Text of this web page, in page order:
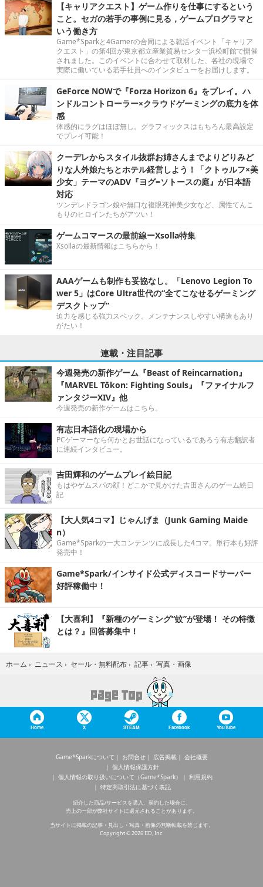
【キャリアクエスト】ゲーム作りを仕事にするという
こと。セガの若手の事例に見る，ゲームプログラマと
いう働き方
Game*Sparkと4Gamerの合同による就活イベント「キャリア
クエスト」の第4回が東京都立産業貿易センター浜松町館で開催
されました。このイベントに合わせて取材した、各社の現場で
実際に働いている若手社員へのインタビューをお届けします。
GeForce NOWで『Forza Horizon 6』をプレイ。ハ
ンドルコントローラー×クラウドゲーミングの底力を体
感
体感的にラグはほぼ無し。グラフィックスはもちろん最高設定
でプレイ可能！
クーデレからスタイル抜群お姉さんまでよりどりみど
りな人外娘たちとホテル経営しよう！「クトゥルフ×美
少女」テーマのADV『ヨグ=ソトースの庭』が日本語
対応
ツンデレドラゴン娘や無口な複眼死神美少女など、属性てんこ
もりのヒロインたちがアツい！
ゲームコマースの最前線ーXsolla特集
Xsollaの最新情報はこちらから！
AAAゲームも制作も妥協なし。「Lenovo Legion To
wer 5」はCore Ultra世代の“全てこなせるゲーミング
デスクトップ”
迫力を感じる強力スペック。メンテナンスしやすい構造もあり
がたい！
連載・注目記事
今週発売の新作ゲーム『Beast of Reincarnation』
『MARVEL Tōkon: Fighting Souls』『ファイナルフ
ァンタジーXIV』他
今週発売の新作ゲームはこちら。
有志日本語化の現場から
PCゲーマーなら何かとお世話になっているであろう有志翻訳者
に連続インタビュー。
吉田輝和のゲームプレイ絵日記
もはやゲムスパの顔！どこかで見かけた吉田さんのゲーム絵日
記
【大人気4コマ】じゃんげま（Junk Gaming Maide
n）
Game*Sparkの一大コンテンツに成長した4コマ。単行本も好評
発売中！
Game*Spark/インサイド公式ディスコードサーバー
好評稼働中！
【大喜利】『新種のゲーミング“蚊”が登場！ その特徴
とは？』回答募集中！
ホーム › ニュース › セール・無料配布 › 記事 › 写真・画像
Home X STEAM Facebook YouTube
Game*Sparkについて お問合せ 広告掲載
会社概要
個人情報保護方針
個人情報の取り扱いについて（Game*Spark）
利用規約
特定商取引法に基づく表記
紹介した商品/サービスを購入、契約した場合に、
売上の一部が弊社サイトに還元されることがあります。
当サイトに掲載の記事・見出し・写真・画像の無断転載を禁じます。
Copyright © 2026 IID, Inc.